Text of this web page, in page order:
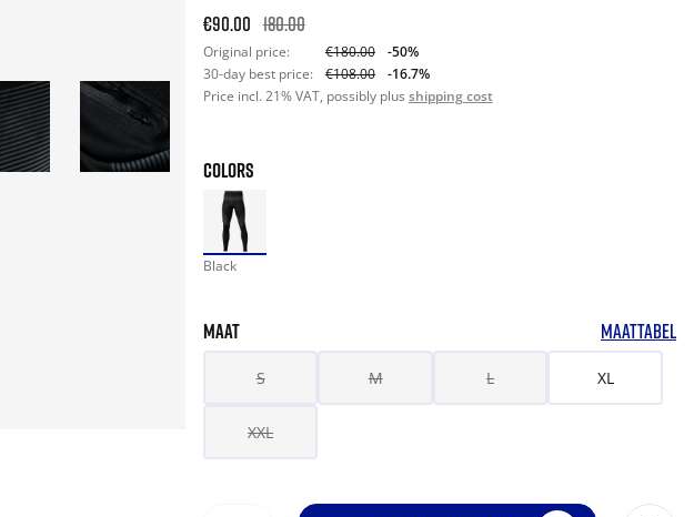
Original price: €180.00. 30-day best price: €108.00. -50%
€90.00 180.00
Original price: €180.00
-50%
30-day best price:
€108.00
-16.7%
Price incl. 21% VAT, possibly plus shipping cost
COLORS
Black
MAAT MAATTABEL
S M L XL
XXL